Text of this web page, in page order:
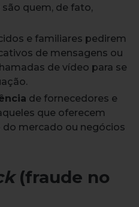
quem, de fato,
e familiares pedirem
de mensagens ou
de vídeo para se
de fornecedores e
que oferecem
mercado ou negócios
(fraude no